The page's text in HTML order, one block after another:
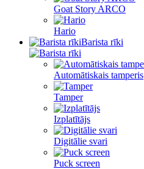
Goat Story ARCO
Hario
Barista rīki
Automātiskais tamperis
Tamper
Izplatītājs
Digitālie svari
Puck screen